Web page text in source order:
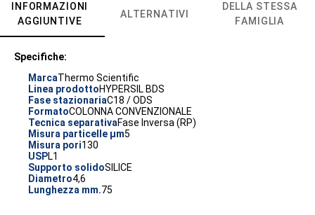
INFORMAZIONI
AGGIUNTIVE
ALTERNATIVI
DELLA STESSA
FAMIGLIA
Specifiche:
MarcaThermo Scientific
Linea prodottoHYPERSIL BDS
Fase stazionariaC18 / ODS
FormatoCOLONNA CONVENZIONALE
Tecnica separativaFase Inversa (RP)
Misura particelle µm5
Misura pori130
USPL1
Supporto solidoSILICE
Diametro4,6
Lunghezza mm.75